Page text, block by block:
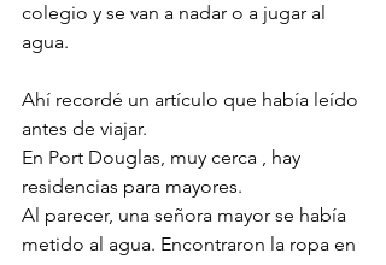
colegio y se van a nadar o a jugar al
agua.
Ahí recordé un artículo que había leído
antes de viajar.
En Port Douglas, muy cerca , hay
residencias para mayores.
Al parecer, una señora mayor se había
metido al agua. Encontraron la ropa en